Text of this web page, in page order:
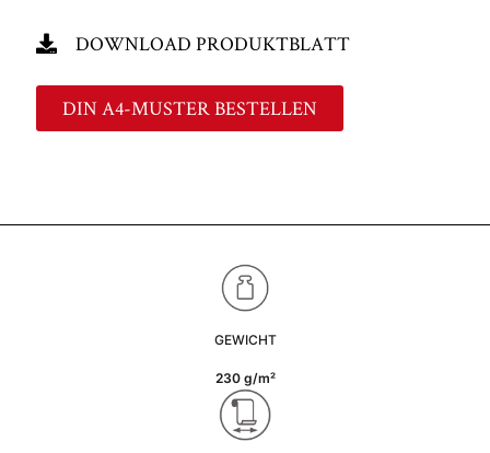
DOWNLOAD PRODUKTBLATT
DIN A4-MUSTER BESTELLEN
GEWICHT
230 g/m²